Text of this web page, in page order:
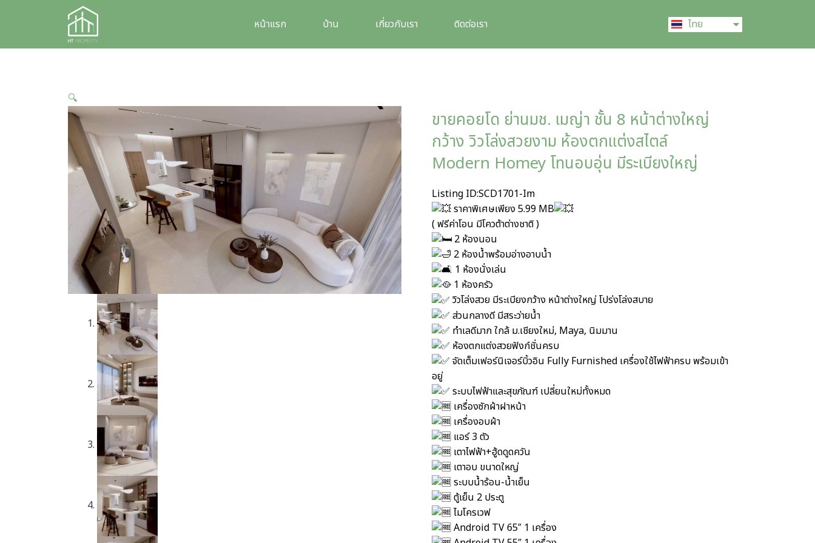
หน้าแรก บ้าน เกี่ยวกับเรา ติดต่อเรา ไทย
中文 (中国)
🔍
ขายคอยโด ย่านมช. เมญ่า ชั้น 8 หน้าต่างใหญ่
กว้าง วิวโล่งสวยงาม ห้องตกแต่งสไตล์
Modern Homey โทนอบอุ่น มีระเบียงใหญ่
Listing ID:SCD1701-Im
ราคาพิเศษเพียง 5.99 MB
( ฟรีค่าโอน มีโควต้าต่างชาติ )
2 ห้องนอน
2 ห้องน้ำพร้อมอ่างอาบน้ำ
1 ห้องนั่งเล่น
1 ห้องครัว
วิวโล่งสวย มีระเบียงกว้าง หน้าต่างใหญ่ โปร่งโล่งสบาย
ส่วนกลางดี มีสระว่ายน้ำ
ทำเลดีมาก ใกล้ ม.เชียงใหม่, Maya, นิมมาน
ห้องตกแต่งสวยฟังก์ชั่นครบ
จัดเต็มเฟอร์นิเจอร์บิ้วอิน Fully Furnished เครื่องใช้ไฟฟ้าครบ พร้อมเข้า
อยู่
ระบบไฟฟ้าและสุขภัณฑ์ เปลี่ยนใหม่ทั้งหมด
เครื่องซักผ้าฝาหน้า
เครื่องอบผ้า
แอร์ 3 ตัว
เตาไฟฟ้า+ฮู้ดดูดควัน
เตาอบ ขนาดใหญ่
ระบบน้ำร้อน-น้ำเย็น
ตู้เย็น 2 ประตู
ไมโครเวฟ
Android TV 65″ 1 เครื่อง